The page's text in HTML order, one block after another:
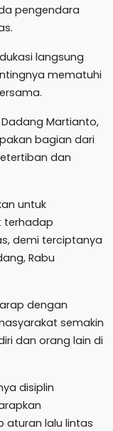
pengendara
langsung
mematuhi
Dadang Martianto,
bagian dari
dan
untuk
terhadap
demi terciptanya
Rabu
dengan
semakin
dan orang lain di
disiplin
aturan lalu lintas